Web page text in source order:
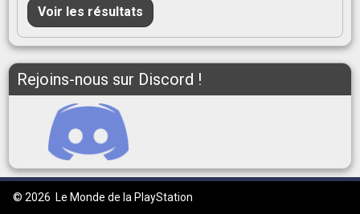
Voir les résultats
Rejoins-nous sur Discord !
© 2026 Le Monde de la PlayStation